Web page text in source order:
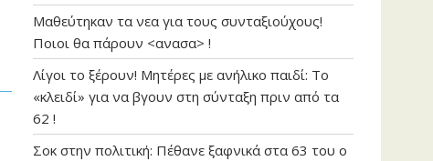
Μαθεύτηκαν τα νεα για τους συνταξιούχους!
Ποιοι θα πάρουν <ανασα> !
Λίγοι το ξέρουν! Μητέρες με ανήλικο παιδί: Το
«κλειδί» για να βγουν στη σύνταξη πριν από τα
62 !
Σοκ στην πολιτική: Πέθανε ξαφνικά στα 63 του ο